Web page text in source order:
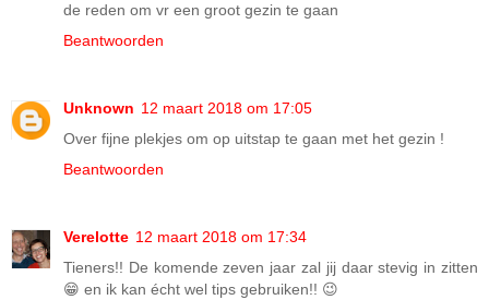
de reden om vr een groot gezin te gaan
Beantwoorden
Unknown 12 maart 2018 om 17:05
Over fijne plekjes om op uitstap te gaan met het gezin !
Beantwoorden
Verelotte 12 maart 2018 om 17:34
Tieners!! De komende zeven jaar zal jij daar stevig in zitten
😁 en ik kan écht wel tips gebruiken!! 😉